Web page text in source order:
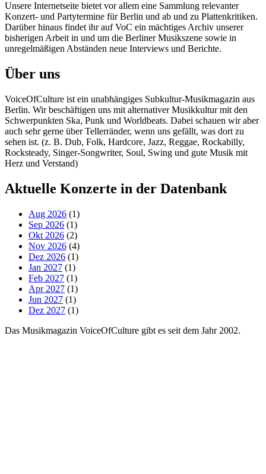
Unsere Internetseite bietet vor allem eine Sammlung relevanter
Konzert- und Partytermine für Berlin und ab und zu Plattenkritiken.
Darüber hinaus findet ihr auf VoC ein mächtiges Archiv unserer
bisherigen Arbeit in und um die Berliner Musikszene sowie in
unregelmäßigen Abständen neue Interviews und Berichte.
Über uns
VoiceOfCulture ist ein unabhängiges Subkultur-Musikmagazin aus
Berlin. Wir beschäftigen uns mit alternativer Musikkultur mit den
Schwerpunkten Ska, Punk und Worldbeats. Dabei schauen wir aber
auch sehr gerne über Tellerränder, wenn uns gefällt, was dort zu
sehen ist. (z. B. Dub, Folk, Hardcore, Jazz, Reggae, Rockabilly,
Rocksteady, Singer-Songwriter, Soul, Swing und gute Musik mit
Herz und Verstand)
Aktuelle Konzerte in der Datenbank
Aug 2026 (1)
Sep 2026 (1)
Okt 2026 (2)
Nov 2026 (4)
Dez 2026 (1)
Jan 2027 (1)
Feb 2027 (1)
Apr 2027 (1)
Jun 2027 (1)
Dez 2027 (1)
Das Musikmagazin VoiceOfCulture gibt es seit dem Jahr 2002.